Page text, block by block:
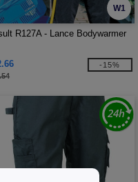
W1
R127A - Lance Bodywarmer
-15%